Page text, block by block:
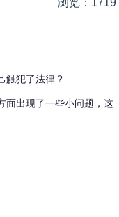
浏览：1719
触犯了法律？
面出现了一些小问题，这